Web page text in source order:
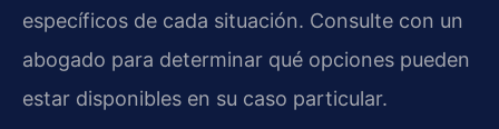
específicos de cada situación. Consulte con un
abogado para determinar qué opciones pueden
estar disponibles en su caso particular.